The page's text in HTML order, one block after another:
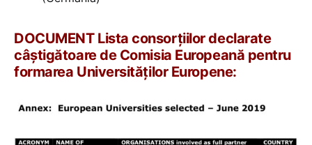
DOCUMENT Lista consorțiilor declarate
câștigătoare de Comisia Europeană pentru
formarea Universităților Europene: